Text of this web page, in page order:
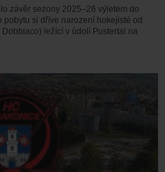
závěr sezony 2025–26 výletem do
pobytu si dříve narození hokejisté od
ležící v údolí Pustertal na